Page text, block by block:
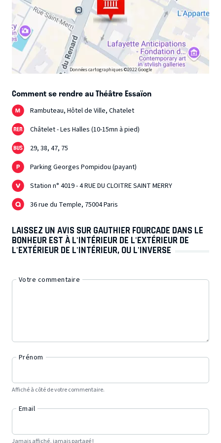
Données cartographiques ©2022 Google
Comment se rendre au Théâtre Essaïon
Rambuteau, Hôtel de Ville, Chatelet
Châtelet - Les Halles (10-15mn à pied)
29, 38, 47, 75
Parking Georges Pompidou (payant)
Station n° 4019 - 4 RUE DU CLOITRE SAINT MERRY
36 rue du Temple, 75004 Paris
LAISSEZ UN AVIS SUR GAUTHIER FOURCADE DANS LE
BONHEUR EST À L'INTÉRIEUR DE L'EXTÉRIEUR DE
L'EXTÉRIEUR DE L'INTÉRIEUR, OU L'INVERSE
Votre commentaire
Prénom
Affiché à côté de votre commentaire.
Email